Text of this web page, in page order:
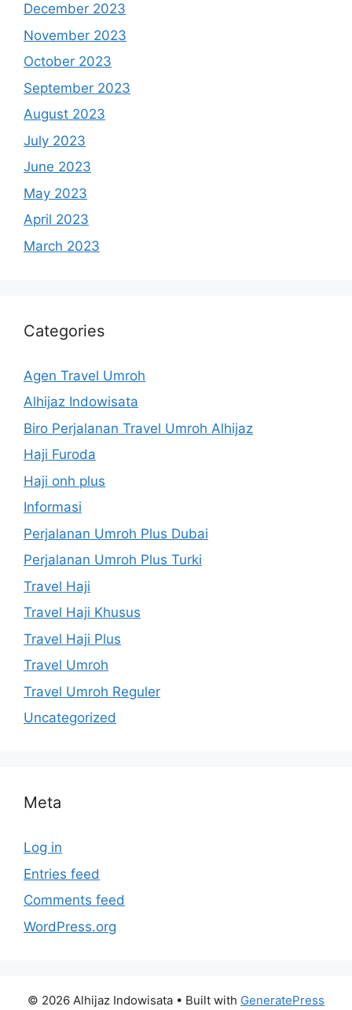
December 2023
November 2023
October 2023
September 2023
August 2023
July 2023
June 2023
May 2023
April 2023
March 2023
Categories
Agen Travel Umroh
Alhijaz Indowisata
Biro Perjalanan Travel Umroh Alhijaz
Haji Furoda
Haji onh plus
Informasi
Perjalanan Umroh Plus Dubai
Perjalanan Umroh Plus Turki
Travel Haji
Travel Haji Khusus
Travel Haji Plus
Travel Umroh
Travel Umroh Reguler
Uncategorized
Meta
Log in
Entries feed
Comments feed
WordPress.org
© 2026 Alhijaz Indowisata • Built with GeneratePress